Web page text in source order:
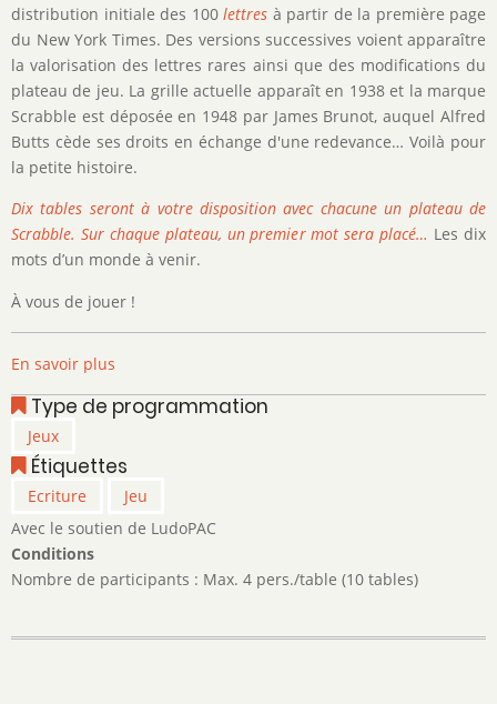
distribution initiale des 100 lettres à partir de la première page
du New York Times. Des versions successives voient apparaître
la valorisation des lettres rares ainsi que des modifications du
plateau de jeu. La grille actuelle apparaît en 1938 et la marque
Scrabble est déposée en 1948 par James Brunot, auquel Alfred
Butts cède ses droits en échange d'une redevance… Voilà pour
la petite histoire.
Dix tables seront à votre disposition avec chacune un plateau de
Scrabble. Sur chaque plateau, un premier mot sera placé… Les dix
mots d’un monde à venir.
À vous de jouer !
En savoir plus
Scrabble
Type de programmation
Jeux
Étiquettes
Ecriture
Jeu
Avec le soutien de LudoPAC
Conditions
Nombre de participants : Max. 4 pers./table (10 tables)